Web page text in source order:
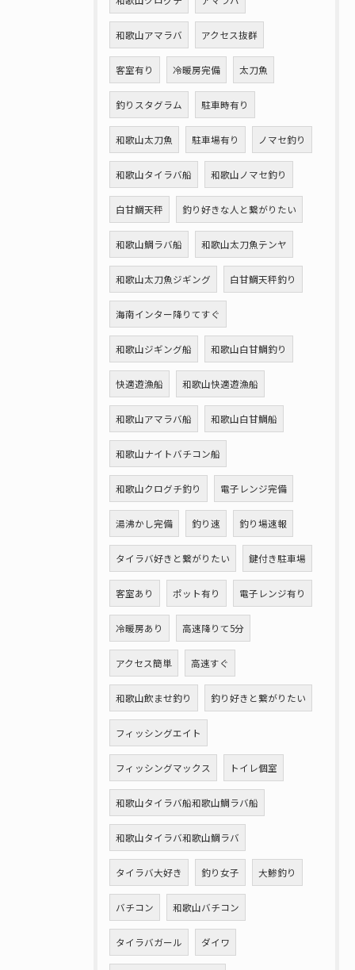
和歌山アマラバ アクセス抜群
客室有り 冷暖房完備 太刀魚
釣りスタグラム 駐車時有り
和歌山太刀魚 駐車場有り ノマセ釣り
和歌山タイラバ船 和歌山ノマセ釣り
白甘鯛天秤 釣り好きな人と繋がりたい
和歌山鯛ラバ船 和歌山太刀魚テンヤ
和歌山太刀魚ジギング 白甘鯛天秤釣り
海南インター降りてすぐ
和歌山ジギング船 和歌山白甘鯛釣り
快適遊漁船 和歌山快適遊漁船
和歌山アマラバ船 和歌山白甘鯛船
和歌山ナイトバチコン船
和歌山クログチ釣り 電子レンジ完備
湯沸かし完備 釣り速 釣り場速報
タイラバ好きと繋がりたい 鍵付き駐車場
客室あり ポット有り 電子レンジ有り
冷暖房あり 高速降りて5分
アクセス簡単 高速すぐ
和歌山飲ませ釣り 釣り好きと繋がりたい
フィッシングエイト
フィッシングマックス トイレ個室
和歌山タイラバ船和歌山鯛ラバ船
和歌山タイラバ和歌山鯛ラバ
タイラバ大好き 釣り女子 大鯵釣り
バチコン 和歌山バチコン
タイラバガール ダイワ